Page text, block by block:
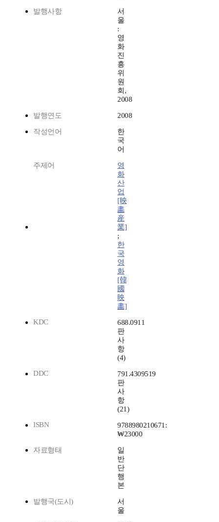
발행사항
서
울
:
영
화
진
흥
위
원
회,
2008
발행연도 2008
작성언어
한
국
어
주제어
영
화
산
업
[映
畵
産
業]
;
한
국
영
화
[韓
國
映
畵]
KDC
688.0911
판
사
항
(4)
DDC
791.4309519
판
사
항
(21)
ISBN
9788980210671:
₩23000
자료형태
일
반
단
행
본
발행국(도시)
서
울